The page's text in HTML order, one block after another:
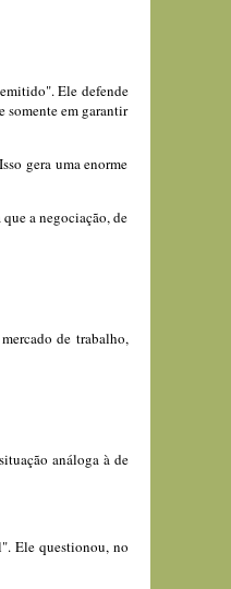
Ele defende
somente em garantir
gera uma enorme
a negociação, de
de trabalho,
análoga à de
Ele questionou, no